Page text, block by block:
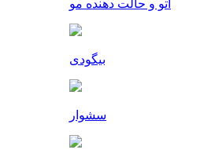
اتو و حالت دهنده مو
بیگودی
سشوار